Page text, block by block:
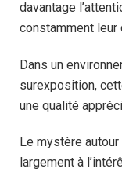
davantage
constamment leur
Dans un
surexposition,
une qualité
Le mystère
largement à